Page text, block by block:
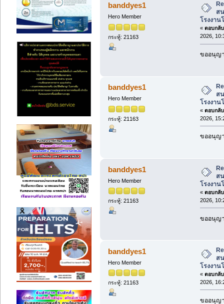
banddyes1
Hero Member
กระทู้: 21163
ส
โรงงาน
« ตอบกลั
2026,
ขออนุญ
banddyes1
Hero Member
กระทู้: 21163
ส
โรงงาน
« ตอบกลั
2026,
ขออนุญ
banddyes1
Hero Member
กระทู้: 21163
ส
โรงงาน
« ตอบกลั
2026,
ขออนุญ
banddyes1
Hero Member
กระทู้: 21163
ส
โรงงาน
« ตอบกลั
2026,
ขออนุญ